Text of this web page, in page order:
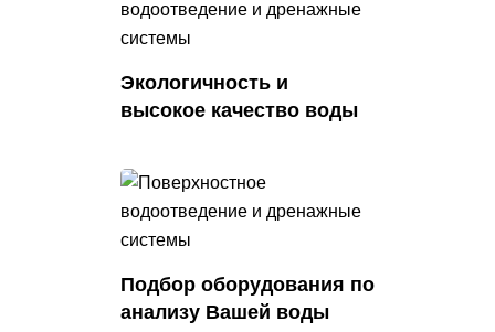
Экологичность и
высокое качество воды
Подбор оборудования по
анализу Вашей воды